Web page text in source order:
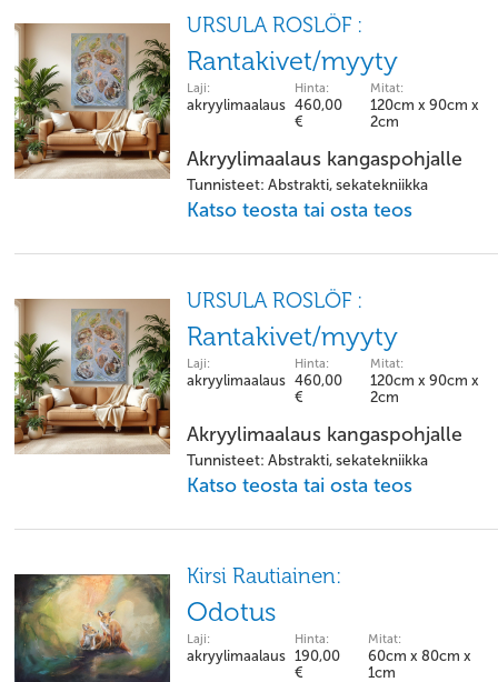
URSULA ROSLÖF :
Rantakivet/myyty
Laji:
akryylimaalaus
Hinta:
460,00
€
Mitat:
120cm x 90cm x
2cm
Akryylimaalaus kangaspohjalle
Tunnisteet: Abstrakti, sekatekniikka
Katso teosta tai osta teos
URSULA ROSLÖF :
Rantakivet/myyty
Laji:
akryylimaalaus
Hinta:
460,00
€
Mitat:
120cm x 90cm x
2cm
Akryylimaalaus kangaspohjalle
Tunnisteet: Abstrakti, sekatekniikka
Katso teosta tai osta teos
Kirsi Rautiainen:
Odotus
Laji:
akryylimaalaus
Hinta:
190,00
€
Mitat:
60cm x 80cm x
1cm